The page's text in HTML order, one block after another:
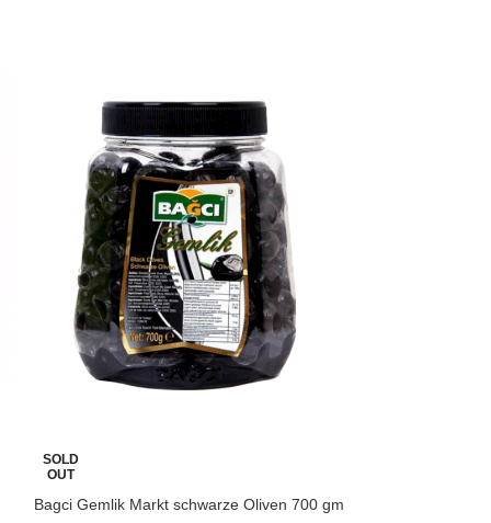
SOLD
OUT
Bagci Gemlik Markt schwarze Oliven 700 gm